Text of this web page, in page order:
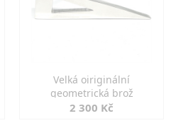
Velká oiriginální
geometrická brož
2 300 Kč